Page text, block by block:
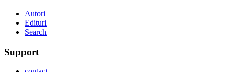
Autori
Edituri
Search
Support